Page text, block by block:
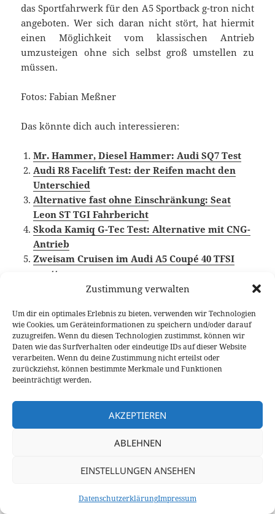
Zustimmung verwalten
Um dir ein optimales Erlebnis zu bieten, verwenden wir Technologien
wie Cookies, um Geräteinformationen zu speichern und/oder darauf
zuzugreifen. Wenn du diesen Technologien zustimmst, können wir
Daten wie das Surfverhalten oder eindeutige IDs auf dieser Website
verarbeiten. Wenn du deine Zustimmung nicht erteilst oder
zurückziehst, können bestimmte Merkmale und Funktionen
beeinträchtigt werden.
AKZEPTIEREN
ABLEHNEN
EINSTELLUNGEN ANSEHEN
DatenschutzerklärungImpressum
das Sportfahrwerk für den A5 Sportback g-tron nicht
angeboten. Wer sich daran nicht stört, hat hiermit
einen Möglichkeit vom klassischen Antrieb
umzusteigen ohne sich selbst groß umstellen zu
müssen.
Fotos: Fabian Meßner
Das könnte dich auch interessieren:
Mr. Hammer, Diesel Hammer: Audi SQ7 Test
Audi R8 Facelift Test: der Reifen macht den
Unterschied
Alternative fast ohne Einschränkung: Seat
Leon ST TGI Fahrbericht
Skoda Kamiq G-Tec Test: Alternative mit CNG-
Antrieb
Zweisam Cruisen im Audi A5 Coupé 40 TFSI
quattro
Veröffentlicht
am
14. April 2021 Autor
Fabian Meßner Kategorien
Fahrberichte
Schlagwörter
Alternative Antriebe,Audi, Video Fahrbericht
Beitragsnavigation
VORHERIGER
Beitrag:
Skoda ENYAQ iV 80 Suite Test: der
Elektro-SUV-Van-Kombi
Leon Sportstourer e-Hybrid packt im Test
Datenschutzerklärung Stolz präsentiert von WordPress